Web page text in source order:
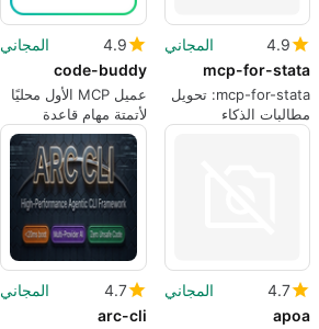
4.9
المجاني
mcp-for-stata
mcp-for-stata: تحويل
مطالبات الذكاء
الاصطناعي إلى أوامر
4.9
المجاني
code-buddy
عميل MCP الأول محليًا
لأتمتة مهام قاعدة
الشيفرة والتعريب
4.7
المجاني
apoa
4.7
المجاني
arc-cli